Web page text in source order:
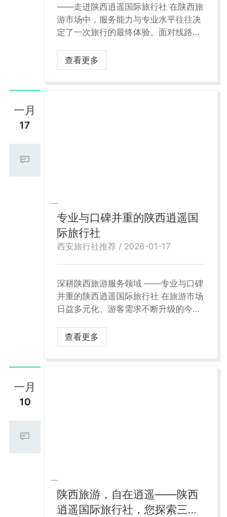
——走进陕西逍遥国际旅行社 在陕西旅
游市场中，服务能力与专业水平往往决
定了一次旅行的最终体验。面对线路复
西旅游环境，只有真正具备本地资源整
合能力和成熟执行体系的旅行社，才能
查看更多
一月
17
专业与口碑并重的陕西逍遥国
际旅行社
西安旅行社推荐 / 2026-01-17
深耕陕西旅游服务领域 ——专业与口碑
并重的陕西逍遥国际旅行社 在旅游市场
日益多元化、游客需求不断升级的今
旅行社，已成为高品质出行的重要前
提。作为扎根陕西、服务全国游客的本
查看更多
一月
10
陕西旅游，自在逍遥——陕西
逍遥国际旅行社，您探索三秦